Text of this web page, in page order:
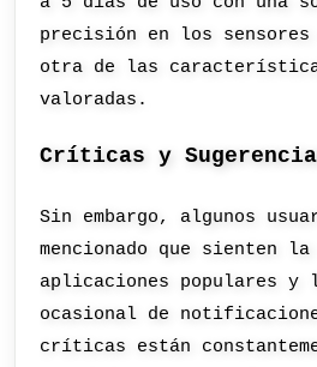
precisión en los
otra de las
valoradas.
Críticas y
Sin embargo, algunos
mencionado que sienten
aplicaciones populares y
ocasional de
críticas están